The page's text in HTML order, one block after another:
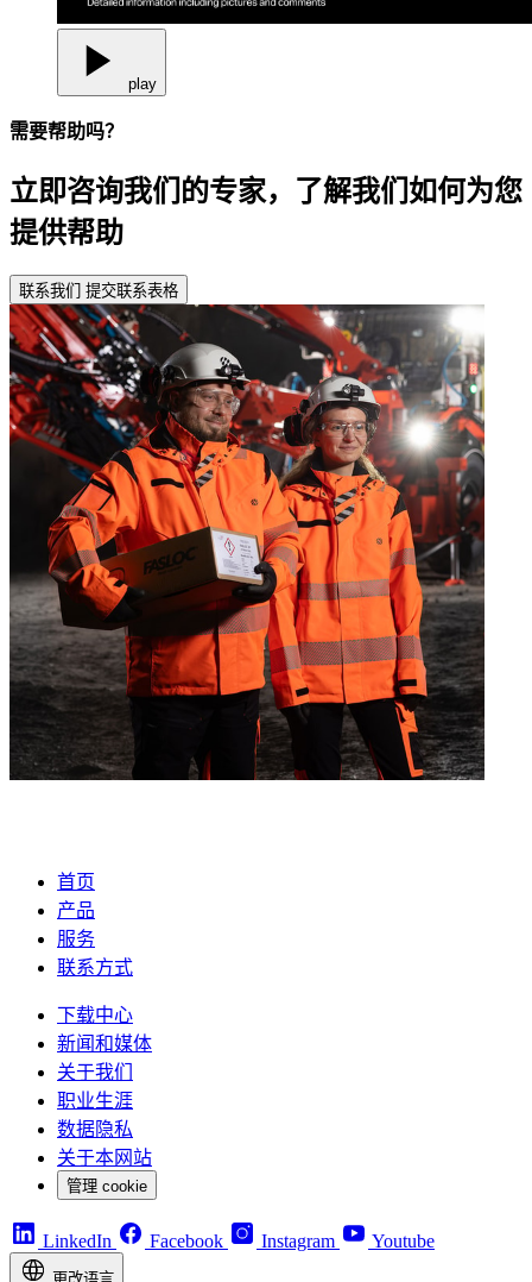
play
需要帮助吗？
立即咨询我们的专家，了解我们如何为您
提供帮助
联系我们 提交联系表格
首页
产品
服务
联系方式
下载中心
新闻和媒体
关于我们
职业生涯
数据隐私
关于本网站
管理 cookie
LinkedIn Facebook Instagram Youtube